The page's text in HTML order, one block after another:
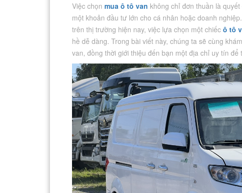
Việc chọn mua ô tô van không chỉ đơn thuần là
một khoản đầu tư lớn cho cá nhân hoặc doanh
trên thị trường hiện nay, việc lựa chọn một chiếc ô tô
hề dễ dàng. Trong bài viết này, chúng ta sẽ cùng
van, đồng thời giới thiệu đến bạn một địa chỉ uy tín